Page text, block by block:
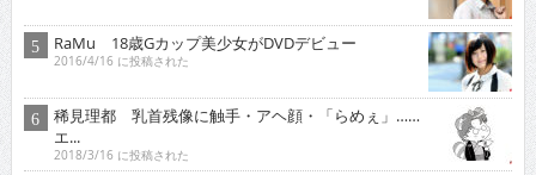
RaMu 18歳Gカップ美少女がDVDデビュー
2016/4/16 に投稿された
稀見理都 乳首残像に触手・アヘ顔・「らめぇ」……
エ...
2018/3/16 に投稿された